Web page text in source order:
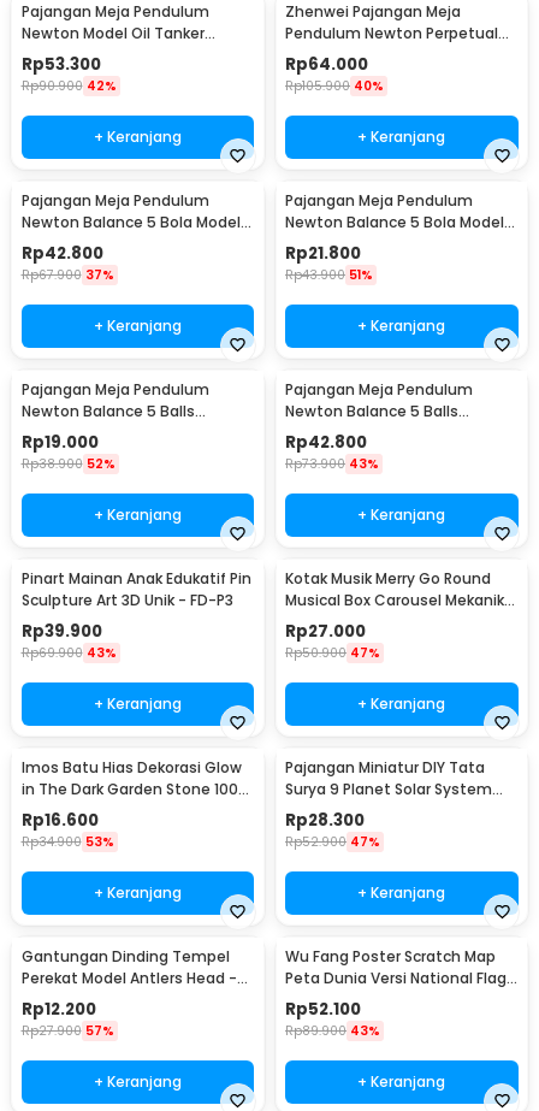
Pajangan Meja Pendulum
Newton Model Oil Tanker
Perpetual Debate - B101
Rp53.300
Rp90.900 42%
+ Keranjang
Zhenwei Pajangan Meja
Pendulum Newton Perpetual
Model Ferris Wheel - ZPW
Rp64.000
Rp105.900 40%
+ Keranjang
Pajangan Meja Pendulum
Newton Balance 5 Bola Model
Arched M - ZY02
Rp42.800
Rp67.900 37%
+ Keranjang
Pajangan Meja Pendulum
Newton Balance 5 Bola Model
Arched S - ZY02
Rp21.800
Rp43.900 51%
+ Keranjang
Pajangan Meja Pendulum
Newton Balance 5 Balls
Stainless Steel Model T S -
LX013
Rp19.000
Rp38.900 52%
+ Keranjang
Pajangan Meja Pendulum
Newton Balance 5 Balls
Stainless Steel Model T L -
LX013
Rp42.800
Rp73.900 43%
+ Keranjang
Pinart Mainan Anak Edukatif Pin
Sculpture Art 3D Unik - FD-P3
Rp39.900
Rp69.900 43%
+ Keranjang
Kotak Musik Merry Go Round
Musical Box Carousel Mekanikal
- HD-Y02
Rp27.000
Rp50.900 47%
+ Keranjang
Imos Batu Hias Dekorasi Glow
in The Dark Garden Stone 100
PCS - HC0043
Rp16.600
Rp34.900 53%
+ Keranjang
Pajangan Miniatur DIY Tata
Surya 9 Planet Solar System
Planetary - 2135
Rp28.300
Rp52.900 47%
+ Keranjang
Gantungan Dinding Tempel
Perekat Model Antlers Head -
MU03
Rp12.200
Rp27.900 57%
+ Keranjang
Wu Fang Poster Scratch Map
Peta Dunia Versi National Flag
- ZJP-M018
Rp52.100
Rp89.900 43%
+ Keranjang